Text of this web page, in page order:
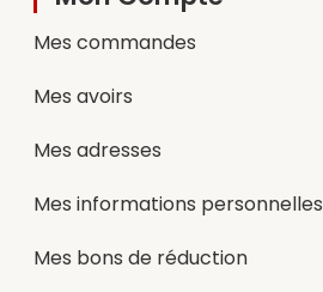
Mes commandes
Mes avoirs
Mes adresses
Mes informations personnelles
Mes bons de réduction